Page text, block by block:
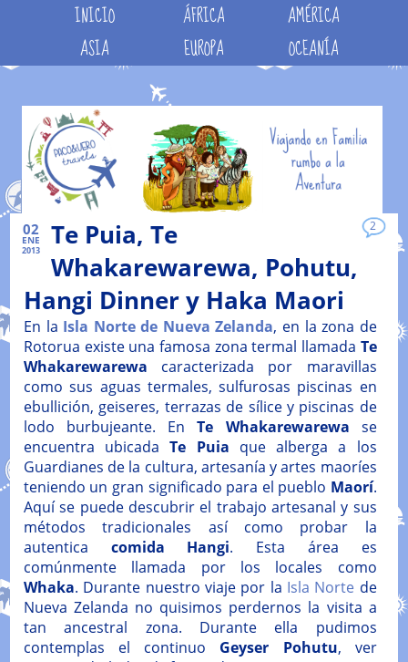
INICIO ÁFRICA
AMÉRICA
ASIA
EUROPA OCEANÍA
02
ENE
2013
2
Te Puia, Te
Whakarewarewa, Pohutu,
Hangi Dinner y Haka Maori
En la Isla Norte de Nueva Zelanda, en la zona de
Rotorua existe una famosa zona termal llamada Te
Whakarewarewa caracterizada por maravillas
como sus aguas termales, sulfurosas piscinas en
ebullición, geiseres, terrazas de sílice y piscinas de
lodo burbujeante. EnTe Whakarewarewa se
encuentra ubicadaTe Puia que alberga a los
Guardianes de la cultura, artesanía y artes maoríes
teniendo un gran significado para el pueblo Maorí.
Aquí se puede descubrir el trabajo artesanal y sus
métodos tradicionales así como probar la
autentica comida Hangi. Esta área es
comúnmente llamada por los locales como
Whaka. Durante nuestro viaje por la Isla Norte de
Nueva Zelanda no quisimos perdernos la visita a
tan ancestral zona. Durante ella pudimos
contemplas el continuo Geyser Pohutu, ver